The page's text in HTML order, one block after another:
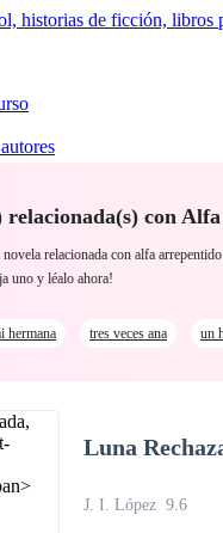
MafiaSistemaFantasíaUrbano
relacionada(s) con
relacionada con alfa
uno y léalo ahora!
hermana tres veces ana un
Luna
J. I. López 9.6